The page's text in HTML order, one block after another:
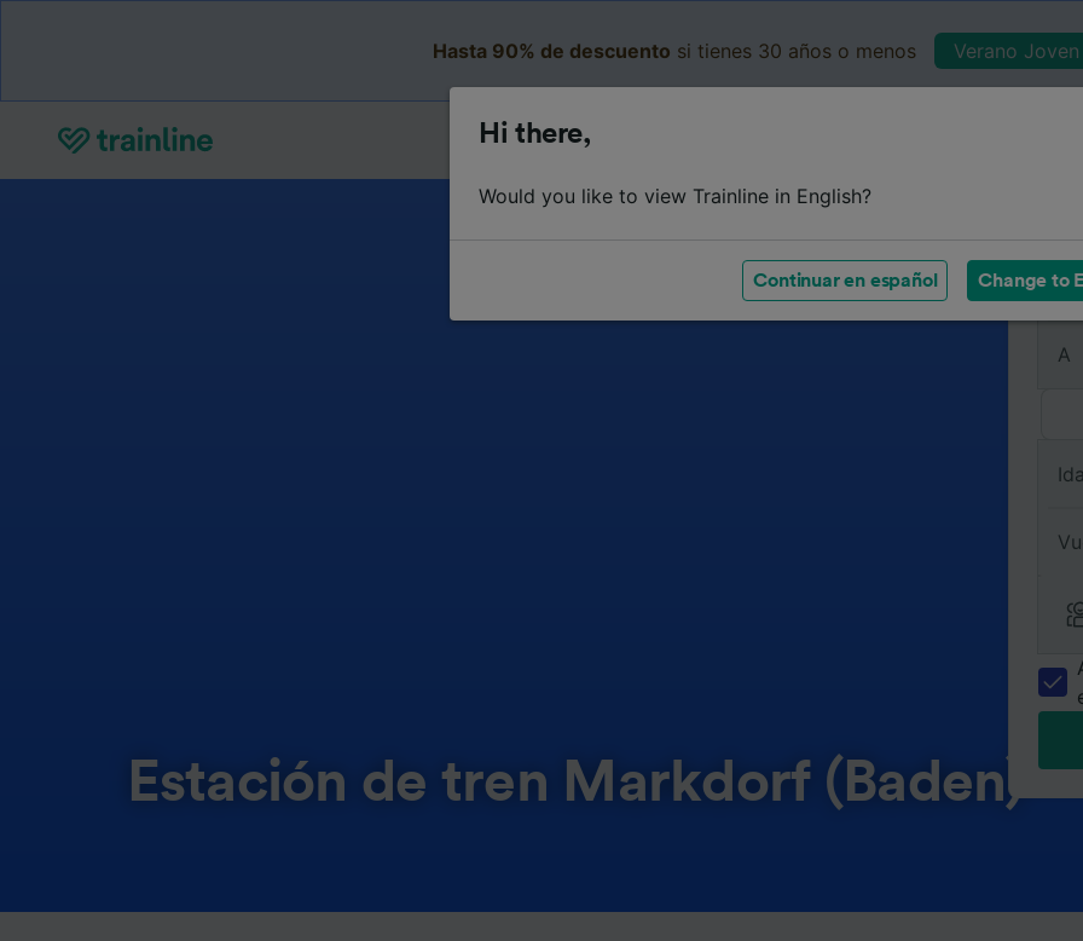
Hasta 90% de descuento si tienes 30 años o menos Verano
Estación de tren Markdorf (Baden)
De
A
Hi there,
Would you like to view Trainline in English?
Continuar en español Change to